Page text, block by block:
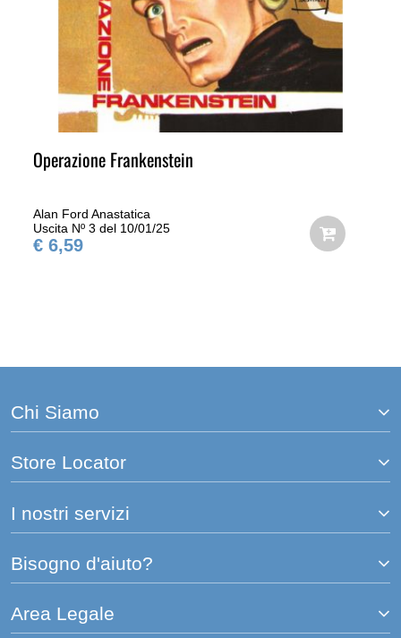
Operazione Frankenstein
Alan Ford Anastatica
Uscita Nº 3 del 10/01/25
€ 6,59
Chi Siamo
Store Locator
I nostri servizi
Bisogno d'aiuto?
Area Legale